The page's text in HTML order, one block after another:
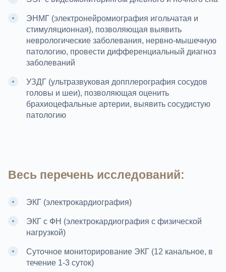
ЭНМГ (электронейромиография игольчатая и
стимуляционная), позволяющая выявить
неврологические заболевания, нервно-мышечную
патологию, провести дифференциальный диагноз
заболеваний
УЗДГ (ультразвуковая допплерография сосудов
головы и шеи), позволяющая оценить
брахиоцефальные артерии, выявить сосудистую
патологию
Весь перечень исследований:
ЭКГ (электрокардиография)
ЭКГ с ФН (электрокардиография с физической
нагрузкой)
Суточное мониторирование ЭКГ (12 канальное, в
течение 1-3 суток)